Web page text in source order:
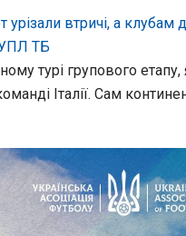
втричі, а клубам
УПЛ ТБ
турі групового етапу,
Італії. Сам